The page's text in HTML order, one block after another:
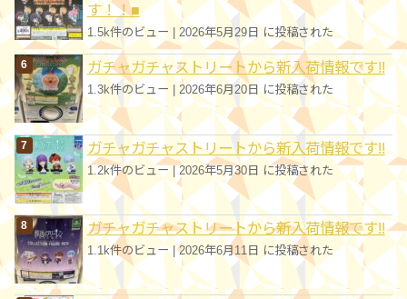
す！！■
1.5k件のビュー 2026年5月29日 に投稿された
ガチャガチャストリートから新入荷情報です!!
1.3k件のビュー 2026年6月20日 に投稿された
ガチャガチャストリートから新入荷情報です!!
1.2k件のビュー|2026年5月30日 に投稿された
ガチャガチャストリートから新入荷情報です!!
1.1k件のビュー|2026年6月11日 に投稿された